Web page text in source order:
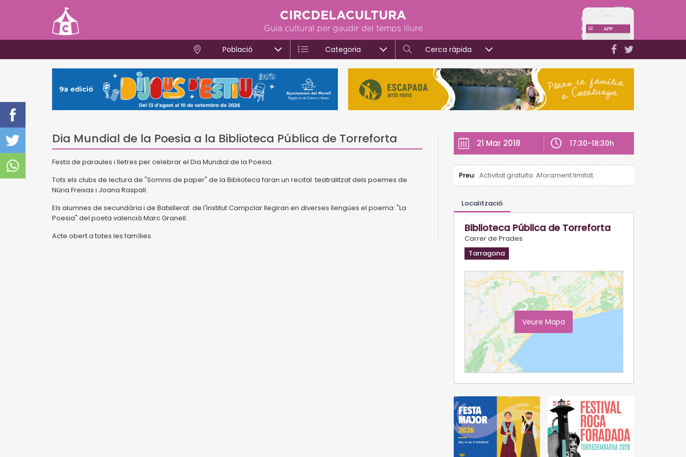
CIRCDELACULTURA
Guia cultural per gaudir del temps lliure
Població Categoria Cerca ràpida
Dia Mundial de la Poesia a la Biblioteca Pública de Torreforta
Festa de paraules i lletres per celebrar el Dia Mundial de la Poesia.
Tots els clubs de lectura de "Somnis de paper" de la Biblioteca faran un recital teatralitzat dels poemes de
Núria Freixas i Joana Raspall.
Els alumnes de secundària i de Batxillerat de l'Institut Campclar llegiran en diverses llengües el poema: "La
Poesia" del poeta valencià Marc Granell.
Acte obert a totes les famílies.
21 Mar 2018 17:30-18:30h
Preu: Activitat gratuïta. Aforament limitat.
Localització
Biblioteca Pública de Torreforta
Carrer de Prades
Tarragona
Veure Mapa